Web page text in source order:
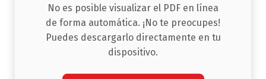
No es posible visualizar el PDF en línea
de forma automática. ¡No te preocupes!
Puedes descargarlo directamente en tu
dispositivo.